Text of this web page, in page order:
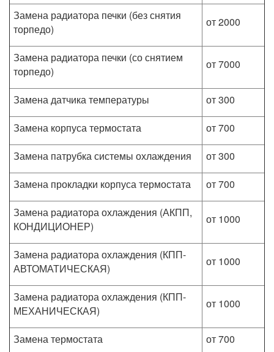
Замена радиатора печки (без снятия
торпедо)
от 2000
Замена радиатора печки (со снятием
торпедо)
от 7000
Замена датчика температуры
от 300
Замена корпуса термостата
от 700
Замена патрубка системы охлаждения
от 300
Замена прокладки корпуса термостата
от 700
Замена радиатора охлаждения (АКПП,
КОНДИЦИОНЕР)
от 1000
Замена радиатора охлаждения (КПП-
АВТОМАТИЧЕСКАЯ)
от 1000
Замена радиатора охлаждения (КПП-
МЕХАНИЧЕСКАЯ)
от 1000
Замена термостата
от 700